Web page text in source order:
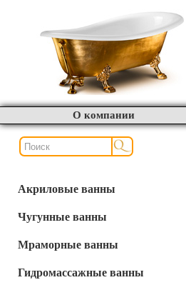
О компании
Акриловые ванны
Чугунные ванны
Мраморные ванны
Гидромассажные ванны